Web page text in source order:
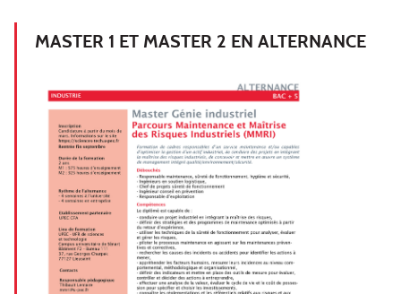
MASTER 1 ET MASTER 2 EN ALTERNANCE